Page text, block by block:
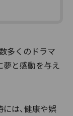
多くのドラマ
夢と感動を与え
には、健康や娯